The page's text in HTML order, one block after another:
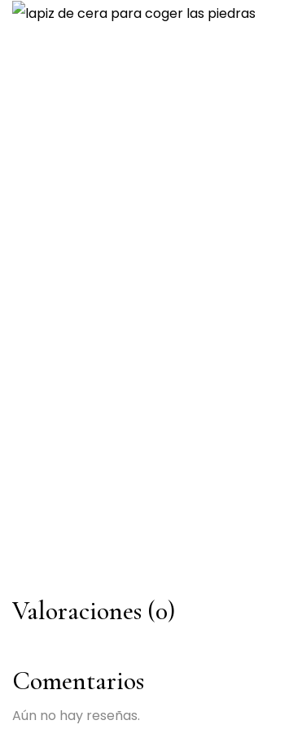
Valoraciones (0)
Comentarios
Aún no hay reseñas.